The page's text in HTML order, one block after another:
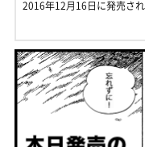
2016年12月16日に発売さ